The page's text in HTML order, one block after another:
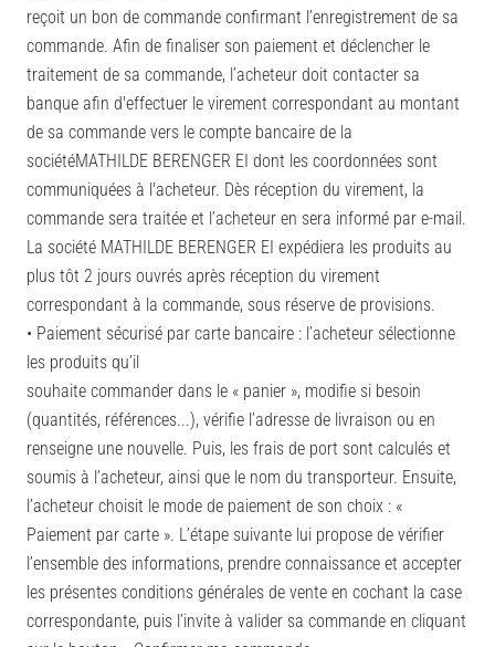
reçoit un bon de commande confirmant l’enregistrement de sa
commande. Afin de finaliser son paiement et déclencher le
traitement de sa commande, l’acheteur doit contacter sa
banque afin d'effectuer le virement correspondant au montant
de sa commande vers le compte bancaire de la
sociétéMATHILDE BERENGER EI dont les coordonnées sont
communiquées à l'acheteur. Dès réception du virement, la
commande sera traitée et l’acheteur en sera informé par e-mail.
La société MATHILDE BERENGER EI expédiera les produits au
plus tôt 2 jours ouvrés après réception du virement
correspondant à la commande, sous réserve de provisions.
• Paiement sécurisé par carte bancaire : l’acheteur sélectionne
les produits qu’il
souhaite commander dans le « panier », modifie si besoin
(quantités, références...), vérifie l’adresse de livraison ou en
renseigne une nouvelle. Puis, les frais de port sont calculés et
soumis à l’acheteur, ainsi que le nom du transporteur. Ensuite,
l’acheteur choisit le mode de paiement de son choix : «
Paiement par carte ». L’étape suivante lui propose de vérifier
l’ensemble des informations, prendre connaissance et accepter
les présentes conditions générales de vente en cochant la case
correspondante, puis l’invite à valider sa commande en cliquant